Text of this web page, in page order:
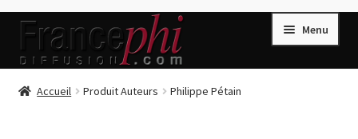
Aller
la
Aller
contenu
Menu
Accueil
Accueil Produit Auteurs Philippe Pétain